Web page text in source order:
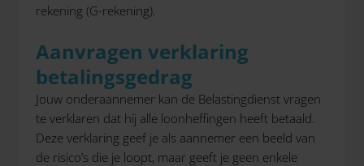
rekening (G-rekening).
Aanvragen verklaring
betalingsgedrag
Jouw onderaannemer kan de Belastingdienst vragen
te verklaren dat hij alle loonheffingen heeft betaald.
Deze verklaring geef je als aannemer een beeld van
de risico’s die je loopt, maar geeft je geen enkele